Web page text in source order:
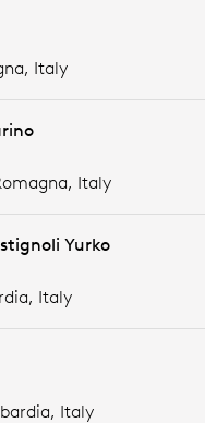
Italy
Italy
Yurko
Italy
Italy